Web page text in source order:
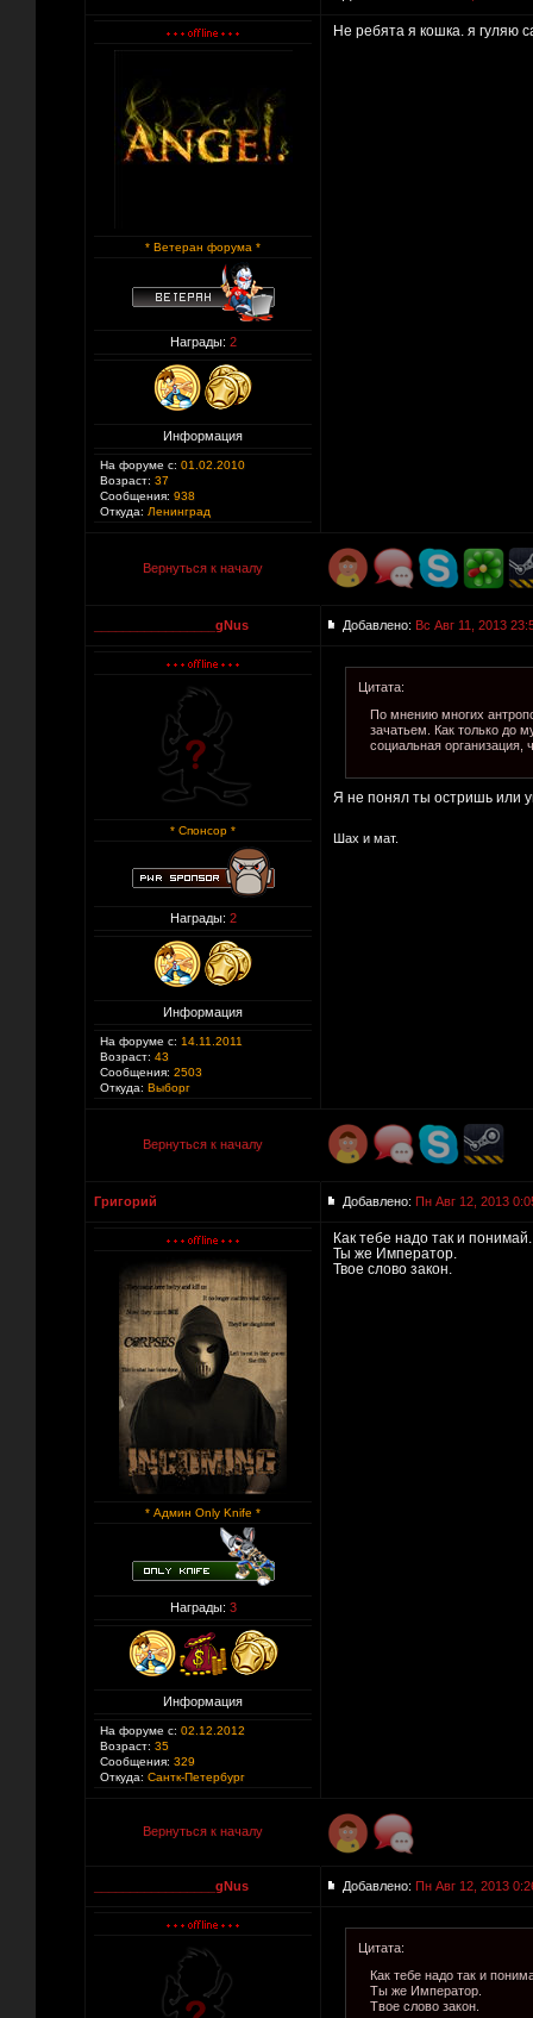
* Ветеран форума *
Награды: 2
Информация
На форуме с: 01.02.2010
Возраст: 37
Сообщения: 938
Откуда: Ленинград
Не ребята я кошка. я гуляю
Вернуться к началу
_________________gNus Добавлено: Вс Авг 11, 2013
* Спонсор *
Награды: 2
Информация
На форуме с: 14.11.2011
Возраст: 43
Сообщения: 2503
Откуда: Выборг
Цитата:
По мнению многих
зачатьем. Как только до
социальная организация,
Я не понял ты остришь или
Шах и мат.
Вернуться к началу
Григорий Добавлено: Пн Авг 12, 2013
* Админ Only Knife *
Награды: 3
Информация
На форуме с: 02.12.2012
Возраст: 35
Сообщения: 329
Откуда: Сантк-Петербург
Как тебе надо так и понимай.
Ты же Император.
Твое слово закон.
Вернуться к началу
_________________gNus Добавлено: Пн Авг 12, 2013
Цитата:
Как тебе надо так и
Ты же Император.
Твое слово закон.